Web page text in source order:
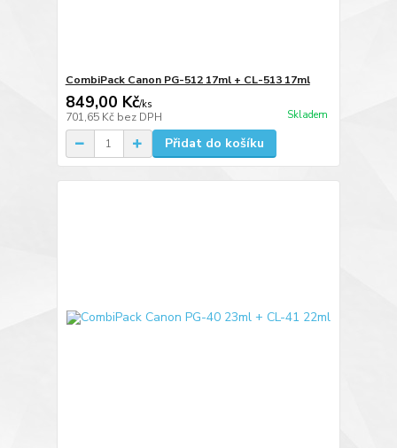
CombiPack Canon PG-512 17ml + CL-513 17ml
849,00 Kč/ks
701,65 Kč bez DPH Skladem
Přidat do košíku